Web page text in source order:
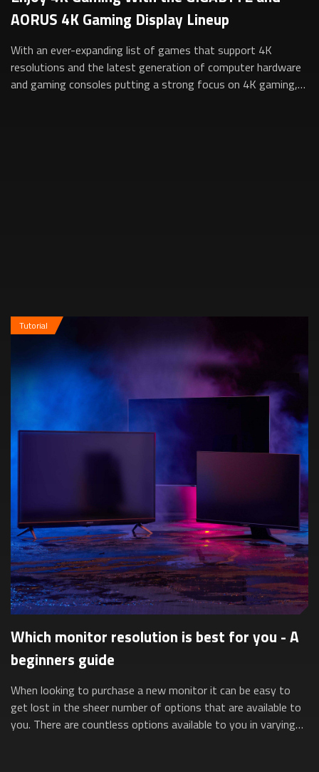
AORUS 4K Gaming Display Lineup
With an ever-expanding list of games that support 4K
resolutions and the latest generation of computer hardware
and gaming consoles putting a strong focus on 4K gaming,
Tutorial
Which monitor resolution is best for you - A
beginners guide
When looking to purchase a new monitor it can be easy to
get lost in the sheer number of options that are available to
you. There are countless options available to you in varying